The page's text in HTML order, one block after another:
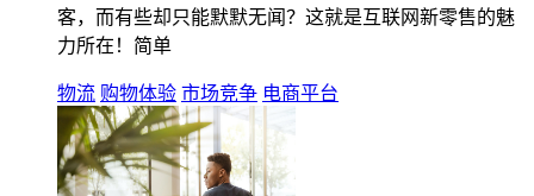
客，而有些却只能默默无闻？这就是互联网新零售的魅
力所在！简单
物流 购物体验 市场竞争 电商平台